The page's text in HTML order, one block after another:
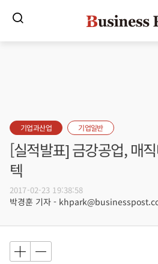
기업과산업 기업일반
[실적발표] 금강공업, 매
텍
2017-02-23 19:38:58
박경훈 기자 -